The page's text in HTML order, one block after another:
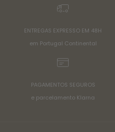
ENTREGAS EXPRESSO EM 48H
em Portugal Continental
PAGAMENTOS SEGUROS
e parcelamento Klarna